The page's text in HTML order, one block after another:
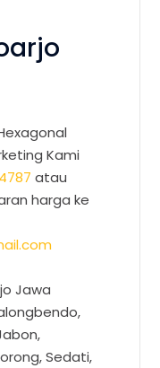
Kami
atau
harga ke
Jawa
Sedati,